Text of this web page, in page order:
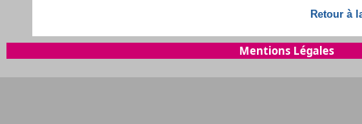
Retour à
Mentions Légales